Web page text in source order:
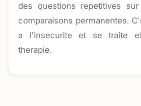
des questions repetitives
comparaisons permanentes.
a l'insecurite et se traite
therapie.